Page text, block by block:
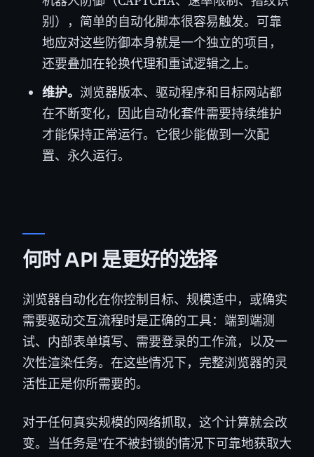
别），简单的自动化脚本很容易触发。可靠
地应对这些防御本身就是一个独立的项目，
还要叠加在轮换代理和重试逻辑之上。
维护。 浏览器版本、驱动程序和目标网站都
在不断变化，因此自动化套件需要持续维护
才能保持正常运行。它很少能做到一次配
置、永久运行。
何时 API 是更好的选择
浏览器自动化在你控制目标、规模适中，或确实
需要驱动交互流程时是正确的工具：端到端测
试、内部表单填写、需要登录的工作流，以及一
次性渲染任务。在这些情况下，完整浏览器的灵
活性正是你所需要的。
对于任何真实规模的网络抓取，这个计算就会改
变。当任务是"在不被封锁的情况下可靠地获取大